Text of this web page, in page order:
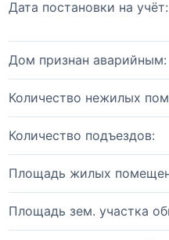
Дата постановки на учёт:
Дом признан аварийным:
Количество нежилых
Количество подъездов:
Площадь жилых
Площадь зем. участка